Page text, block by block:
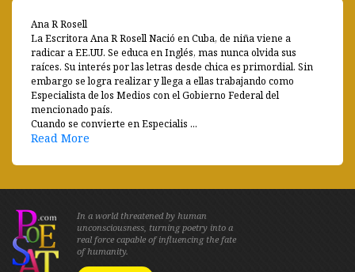
Ana R Rosell
La Escritora Ana R Rosell Nació en Cuba, de niña viene a
radicar a EE.UU. Se educa en Inglés, mas nunca olvida sus
raíces. Su interés por las letras desde chica es primordial. Sin
embargo se logra realizar y llega a ellas trabajando como
Especialista de los Medios con el Gobierno Federal del
mencionado país.
Cuando se convierte en Especialis ...
Read More
In a world threatened by human
unconsciousness, turning poetry into a
real force capable of influencing the fate
of humanity.